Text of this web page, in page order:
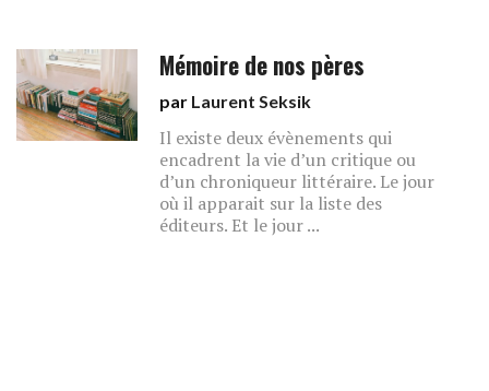
Mémoire de nos pères
par Laurent Seksik
Il existe deux évènements qui
encadrent la vie d’un critique ou
d’un chroniqueur littéraire. Le jour
où il apparait sur la liste des
éditeurs. Et le jour ...